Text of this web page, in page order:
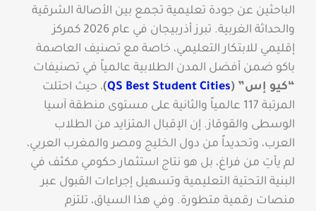
الباحثين عن جودة تعليمية تجمع بين الأصالة الشرقية
والحداثة الغربية. تبرز أذربيجان في عام 2026 كمركز
إقليمي للابتكار التعليمي، خاصة مع تصنيف العاصمة
باكو ضمن أفضل المدن الطلابية عالمياً في تصنيفات
“كيو إس” (QS Best Student Cities
)، حيث احتلت
المرتبة 117 عالمياً والثانية على مستوى منطقة آسيا
الوسطى والقوقاز. إن الإقبال المتزايد من الطلاب
العرب، وتحديداً من دول الخليج ومصر والمغرب العربي،
لم يأتِ من فراغ، بل هو نتاج استثمار حكومي مكثف في
البنية التحتية التعليمية وتسهيل إجراءات القبول عبر
منصات رقمية متطورة. وفي هذا السياق، تلتزم